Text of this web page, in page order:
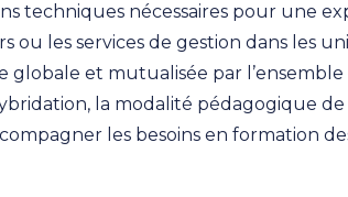
techniques nécessaires pour une
les services de gestion dans les
globale et mutualisée par
la modalité pédagogique
les besoins en formation